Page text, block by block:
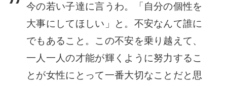
今の若い子達に言うわ。「自分の個性を
大事にしてほしい」と。不安なんて誰に
でもあること。この不安を乗り越えて、
一人一人の才能が輝くように努力するこ
とが女性にとって一番大切なことだと思